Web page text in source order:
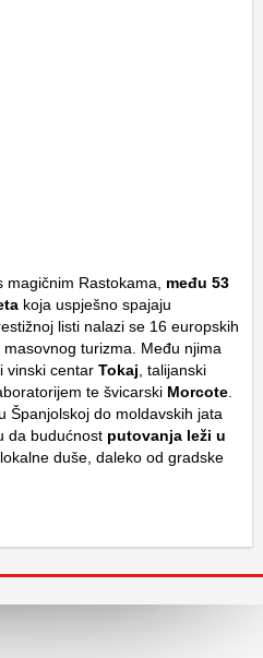
s magičnim Rastokama,
među 53
koja uspješno spajaju
listi nalazi se 16 europskih
turizma. Među njima
vinski centar Tokaj , talijanski
te švicarski Morcote
Španjolskoj do moldavskih jata
da budućnost putovanja leži u
lokalne duše, daleko od gradske